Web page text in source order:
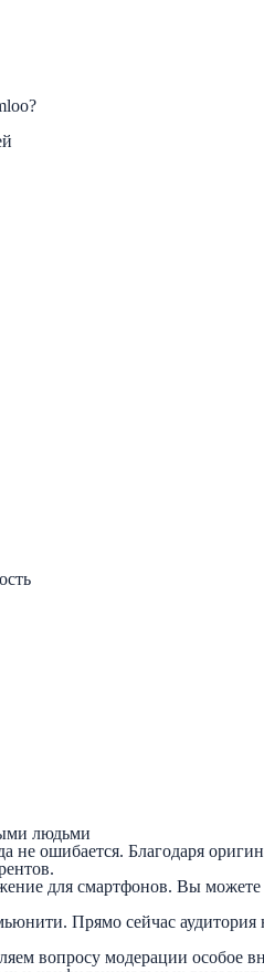
людьми
не ошибается. Благодаря
для смартфонов. Вы можете
Прямо сейчас
вопросу модерации особое